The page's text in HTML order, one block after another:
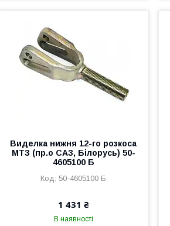
Виделка нижня 12-го розкоса
МТЗ (пр.о САЗ, Білорусь) 50-
4605100 Б
50-4605100 Б
1 431 ₴
В наявності